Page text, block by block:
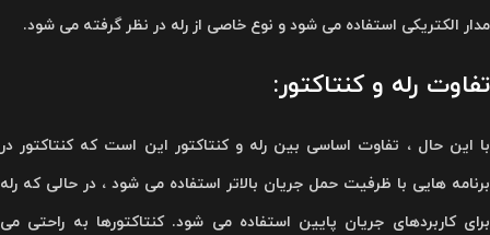
مدار الکتریکی استفاده می شود و نوع خاصی از رله در نظر گرفته می شود.
تفاوت رله و کنتاکتور:
با این حال ، تفاوت اساسی بین رله و کنتاکتور این است که کنتاکتور در
برنامه هایی با ظرفیت حمل جریان بالاتر استفاده می شود ، در حالی که رله
برای کاربردهای جریان پایین استفاده می شود. کنتاکتورها به راحتی می